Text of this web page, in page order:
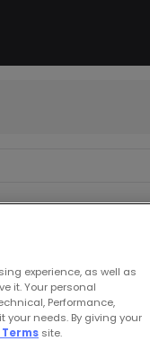
experience, as well as
it. Your personal
Performance,
needs. By giving your
Terms site.